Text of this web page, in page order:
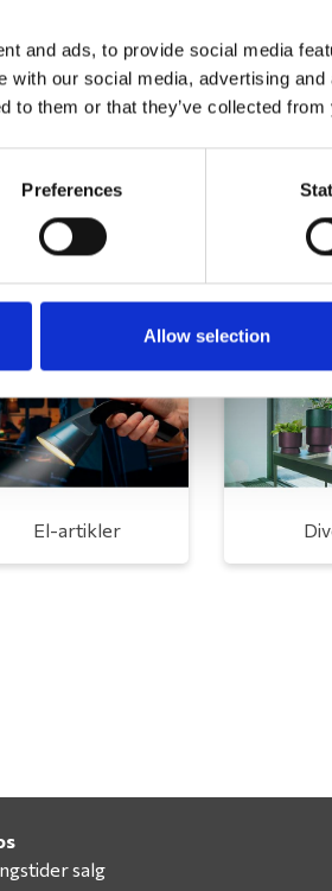
and ads, to provide social media
with our social media, advertising
to them or that they’ve collected
Preferences
Allow selection
El-artikler
salg